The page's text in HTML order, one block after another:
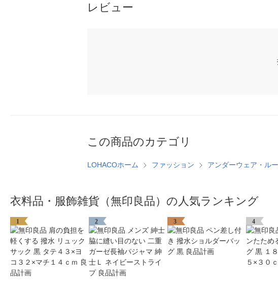
レビュー
この商品のカテゴリ
LOHACOホーム ファッション アンダーウェア・ル
衣料品・服飾雑貨（無印良品）の人気ランキング
1 2 3 4